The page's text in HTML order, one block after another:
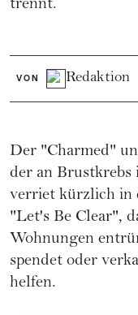
trennt.
VON Redaktion
Der "Charmed"
der an
verriet kürzlich in
"Let's Be Clear",
Wohnungen
spendet oder
helfen.